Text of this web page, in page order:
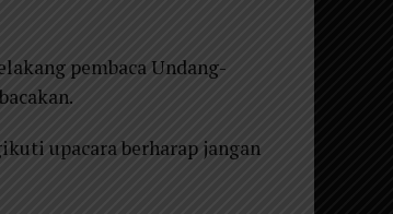
pembaca Undang-
upacara berharap jangan